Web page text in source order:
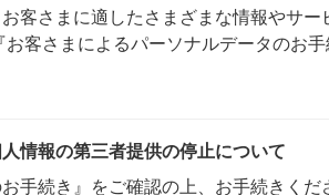
客さまに適したさまざまな情報やサ
さまによるパーソナルデータのお手
情報の第三者提供の停止について
手続き』をご確認の上、お手続きくだ